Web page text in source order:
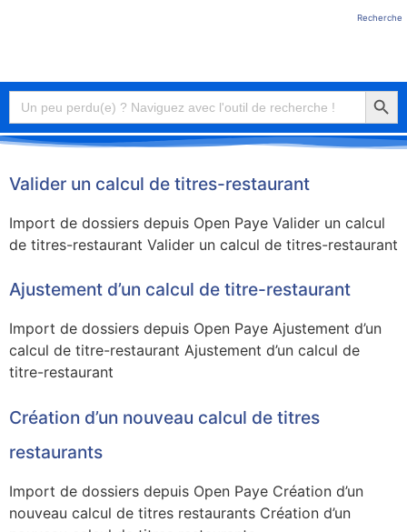
Recherche
Search
for:
Valider un calcul de titres-restaurant
Import de dossiers depuis Open Paye Valider un calcul
de titres-restaurant Valider un calcul de titres-restaurant
Ajustement d’un calcul de titre-restaurant
Import de dossiers depuis Open Paye Ajustement d’un
calcul de titre-restaurant Ajustement d’un calcul de
titre-restaurant
Création d’un nouveau calcul de titres
restaurants
Import de dossiers depuis Open Paye Création d’un
nouveau calcul de titres restaurants Création d’un